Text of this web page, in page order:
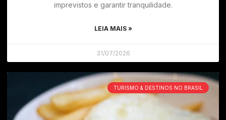
imprevistos e garantir tranquilidade.
LEIA MAIS »
31/07/2026
TURISMO & DESTINOS NO BRASIL